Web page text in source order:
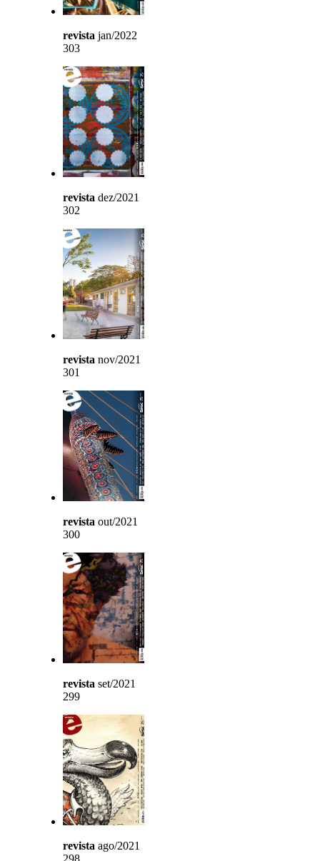
revista jan/2022
303
revista dez/2021
302
revista nov/2021
301
revista out/2021
300
revista set/2021
299
revista ago/2021
298